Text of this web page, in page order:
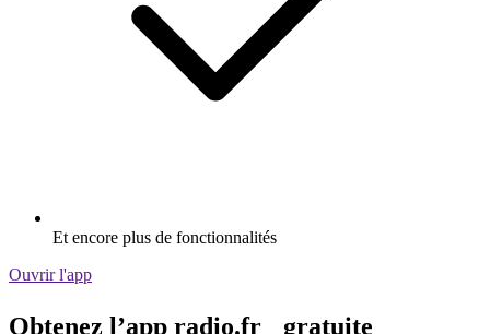
Et encore plus de fonctionnalités
Ouvrir l'app
Obtenez l’app radio.fr gratuite